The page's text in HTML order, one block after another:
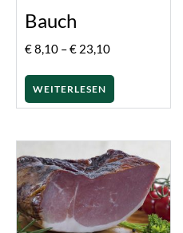
Bauch
€8,10 –€ 23,10
WEITERLESEN
Preisspanne:
€ 7,25
bis
€ 25,25